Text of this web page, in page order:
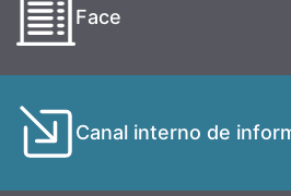
Face
Canal interno de